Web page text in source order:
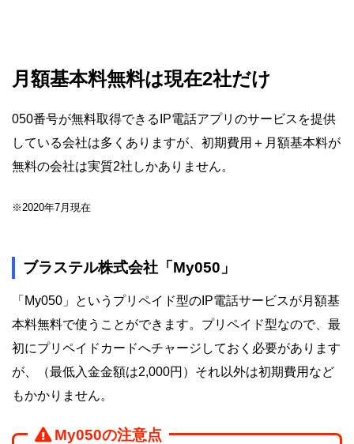
月額基本料無料は現在2社だけ
050番号が無料取得できるIP電話アプリのサービスを提供
している会社は多くありますが、初期費用＋月額基本料が
無料の会社は実質2社しかありません。
※2020年7月現在
ブラステル株式会社「My050」
「My050」というプリペイド型のIP電話サービスが月額基
本料無料で使うことができます。プリペイド型なので、最
初にプリペイドカードへチャージしておく必要があります
が、（最低入金金額は2,000円）それ以外は初期費用など
もかかりません。
My050の注意点